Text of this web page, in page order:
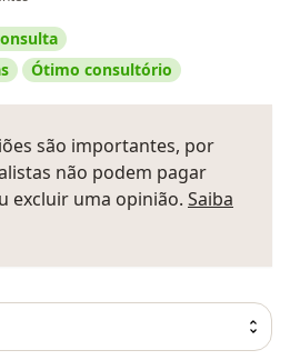
Ótimo consultório
são importantes, por
não podem pagar
excluir uma opinião. Saiba